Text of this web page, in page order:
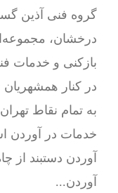
درخشان،
بازکنی و خدمات
در کنار
به تمام نقاط
خدمات در آوردن
آوردن دستبند از
آوردن...